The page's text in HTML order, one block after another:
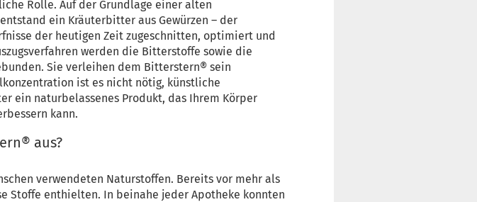
Rolle. Auf der Grundlage einer alten
ein Kräuterbitter aus Gewürzen – der
der heutigen Zeit zugeschnitten, optimiert und
werden die Bitterstoffe sowie die
Sie verleihen dem Bitterstern® sein
ist es nicht nötig, künstliche
ein naturbelassenes Produkt, das Ihrem Körper
kann.
aus?
verwendeten Naturstoffen. Bereits vor mehr als
Stoffe enthielten. In beinahe jeder Apotheke konnten